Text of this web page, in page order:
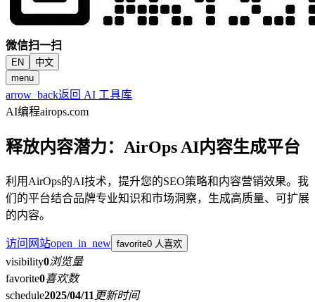
微信扫一扫
EN
中文
menu
arrow_back返回 AI 工具库
AI编程airops.com
释放内容潜力：AirOps AI内容生成平台
利用AirOps的AI技术，提升您的SEO策略和内容营销效果。我
们的平台结合品牌专业知识和市场洞察，生成高质量、可扩展
的内容。
访问网站open_in_new favorite0 人喜欢
visibility0浏览量
favorite0喜欢数
schedule2025/04/11 更新时间